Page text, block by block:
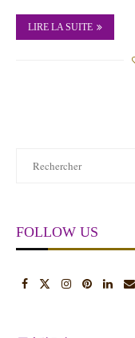
LIRE LA SUITE
FOLLOW US